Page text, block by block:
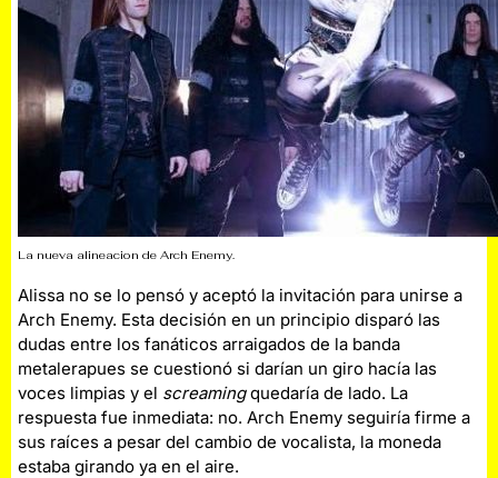
La nueva alineacion de Arch Enemy.
Alissa no se lo pensó y aceptó la invitación para unirse a
Arch Enemy. Esta decisión en un principio disparó las
dudas entre los fanáticos arraigados de la banda
metalerapues se cuestionó si darían un giro hacía las
voces limpias y el screamingquedaría de lado. La
respuesta fue inmediata: no. Arch Enemy seguiría firme a
sus raíces a pesar del cambio de vocalista, la moneda
estaba girando ya en el aire.